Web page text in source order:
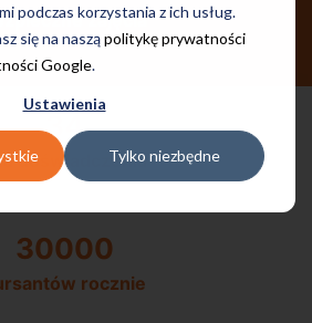
podczas korzystania z ich usług.
się na nasząpolitykę prywatności
Google.
Ustawienia
Tylko niezbędne
zajęcia
34
doświadczenia
30000
rocznie